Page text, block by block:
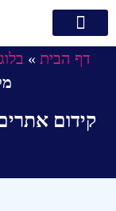
דף הבית » בלוג
קידום